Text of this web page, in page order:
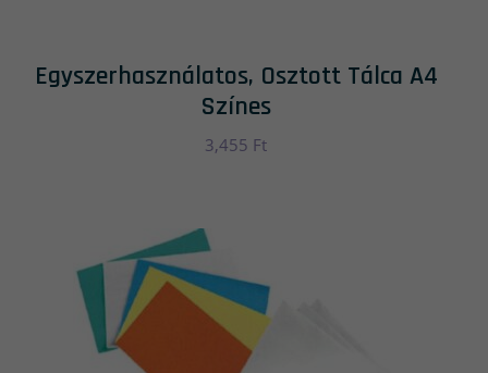
Egyszerhasználatos, Osztott Tálca A4
Színes
3,455 Ft